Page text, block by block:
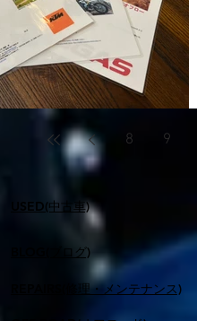
8
9
USED(中古車)
BLOG(ブログ)
REPAIRS(修理・メンテナンス)